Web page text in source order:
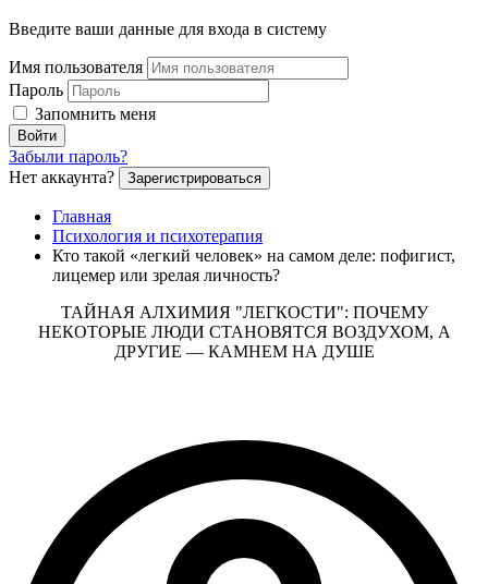
Введите ваши данные для входа в систему
Имя пользователя
Пароль
Запомнить меня
Войти
Забыли пароль?
Нет аккаунта?
Зарегистрироваться
Главная
Психология и психотерапия
Кто такой «легкий человек» на самом деле: пофигист,
лицемер или зрелая личность?
ТАЙНАЯ АЛХИМИЯ "ЛЕГКОСТИ": ПОЧЕМУ
НЕКОТОРЫЕ ЛЮДИ СТАНОВЯТСЯ ВОЗДУХОМ, А
ДРУГИЕ — КАМНЕМ НА ДУШЕ